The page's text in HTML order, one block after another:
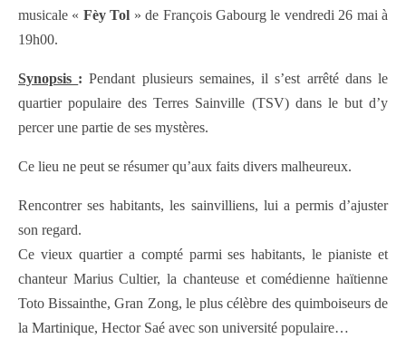
musicale « Fèy Tol » de François Gabourg le vendredi 26 mai à
19h00.
Synopsis :Pendant plusieurs semaines, il s’est arrêté dans le
quartier populaire des Terres Sainville (TSV) dans le but d’y
percer une partie de ses mystères.
Ce lieu ne peut se résumer qu’aux faits divers malheureux.
Rencontrer ses habitants, les sainvilliens, lui a permis d’ajuster
son regard.
Ce vieux quartier a compté parmi ses habitants, le pianiste et
chanteur Marius Cultier, la chanteuse et comédienne haïtienne
Toto Bissainthe, Gran Zong, le plus célèbre des quimboiseurs de
la Martinique, Hector Saé avec son université populaire…